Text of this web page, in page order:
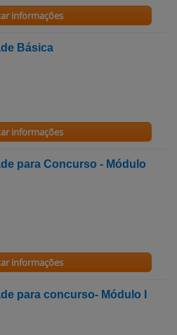
informações
Básica
informações
para Concurso - Módulo
informações
para concurso- Módulo I